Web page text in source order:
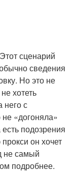
сценарий
сведения
Но это не
хотеть
него с
«догоняла»
подозрения
он хочет
не самый
подробнее.